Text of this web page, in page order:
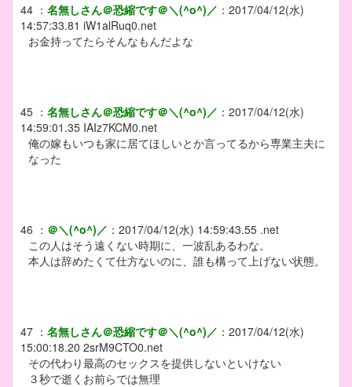
44 ： 名無しさん＠恐縮です＠＼(^o^)／ ： 2017/04/12(水)
14:57:33.81 iW1alRuq0.net
お金持ってたらそんなもんだよな
45 ： 名無しさん＠恐縮です＠＼(^o^)／ ： 2017/04/12(水)
14:59:01.35 IAIz7KCM0.net
俺の嫁もいつも家に居てほしいとか言ってるから専業主夫に
なった
46 ： ＠＼(^o^)／ ： 2017/04/12(水) 14:59:43.55 .net
この人はそう遠くない時期に、一波乱あるわな。
本人は辞めたくて仕方ないのに、誰も構って上げない状態。
47 ： 名無しさん＠恐縮です＠＼(^o^)／ ： 2017/04/12(水)
15:00:18.20 2srM9CTO0.net
その代わり最高のセックスを提供しないといけない
３秒で逝くお前らでは無理